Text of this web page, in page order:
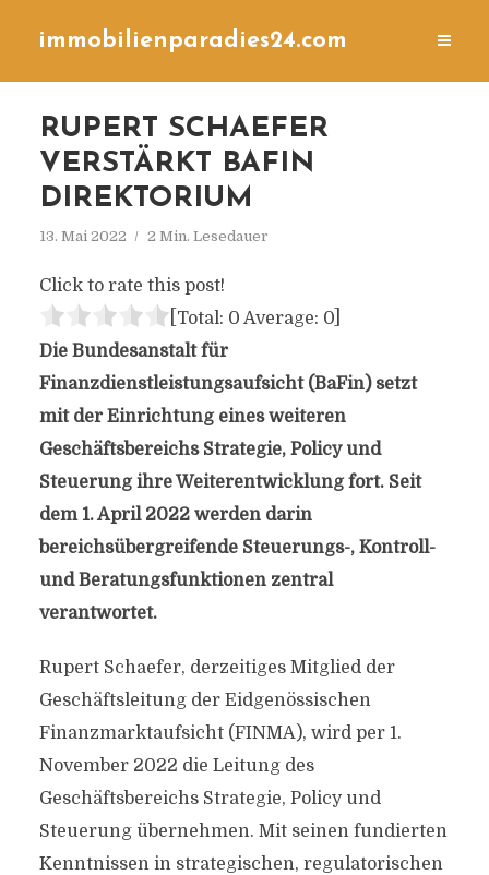
immobilienparadies24.com
RUPERT SCHAEFER
VERSTÄRKT BAFIN
DIREKTORIUM
13. Mai 2022 2 Min. Lesedauer
Click to rate this post!
[Total: 0 Average: 0]
Die Bundesanstalt für
Finanzdienstleistungsaufsicht (BaFin) setzt
mit der Einrichtung eines weiteren
Geschäftsbereichs Strategie, Policy und
Steuerung ihre Weiterentwicklung fort. Seit
dem 1. April 2022 werden darin
bereichsübergreifende Steuerungs-, Kontroll-
und Beratungsfunktionen zentral
verantwortet.
Rupert Schaefer, derzeitiges Mitglied der
Geschäftsleitung der Eidgenössischen
Finanzmarktaufsicht (FINMA), wird per 1.
November 2022 die Leitung des
Geschäftsbereichs Strategie, Policy und
Steuerung übernehmen. Mit seinen fundierten
Kenntnissen in strategischen, regulatorischen